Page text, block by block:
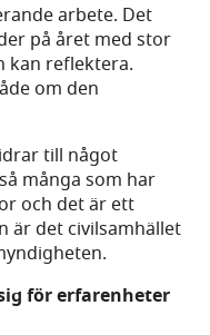
arbete. Det
på året med stor
kan reflektera.
om den
till något
många som har
och det är ett
är det civilsamhället
för erfarenheter